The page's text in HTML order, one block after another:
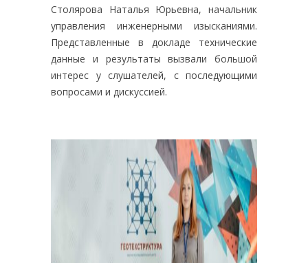
Столярова Наталья Юрьевна, начальник
управления инженерными изысканиями.
Представленные в докладе технические
данные и результаты вызвали большой
интерес у слушателей, с последующими
вопросами и дискуссией.